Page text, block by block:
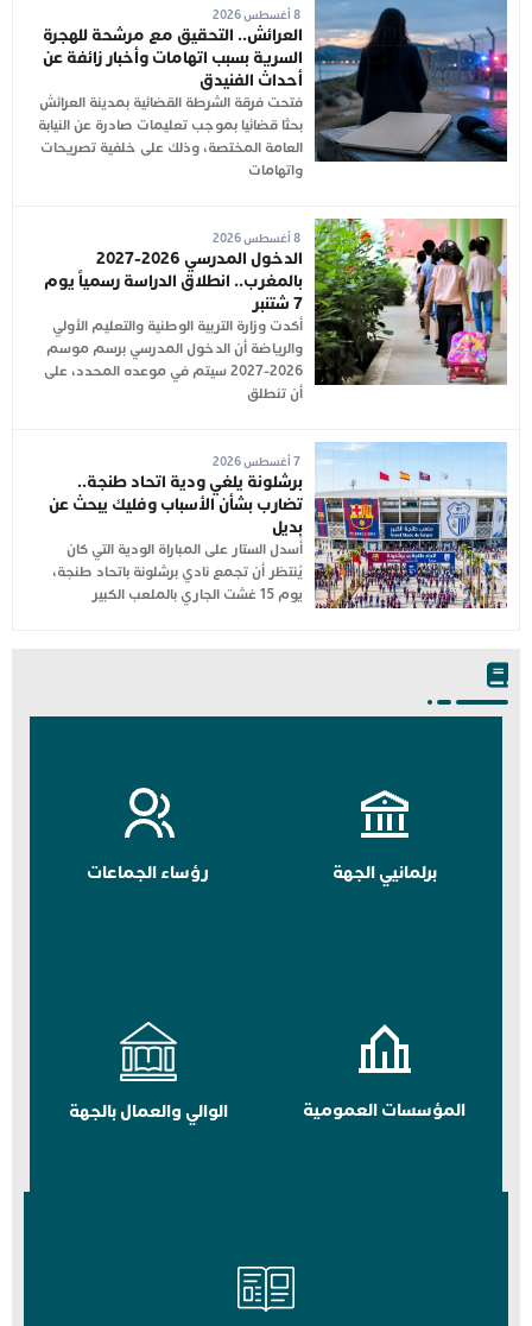
8 أغسطس 2026
العرائش.. التحقيق مع مرشحة للهجرة
السرية بسبب اتهامات وأخبار زائفة عن
أحداث الفنيدق
فتحت فرقة الشرطة القضائية بمدينة العرائش
بحثا قضائيا بموجب تعليمات صادرة عن النيابة
العامة المختصة، وذلك على خلفية تصريحات
واتهامات
8 أغسطس 2026
الدخول المدرسي 2026-2027
بالمغرب.. انطلاق الدراسة رسمياً يوم
7 شتنبر
أكدت وزارة التربية الوطنية والتعليم الأولي
والرياضة أن الدخول المدرسي برسم موسم
2026-2027 سيتم في موعده المحدد، على
أن تنطلق
7 أغسطس 2026
برشلونة يلغي ودية اتحاد طنجة..
تضارب بشأن الأسباب وفليك يبحث عن
بديل
أُسدل الستار على المباراة الودية التي كان
يُنتظر أن تجمع نادي برشلونة باتحاد طنجة،
يوم 15 غشت الجاري بالملعب الكبير
برلمانيي الجهة رؤساء الجماعات
المؤسسات العمومية الوالي والعمال بالجهة